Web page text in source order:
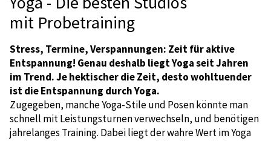
mit Probetraining
Stress, Termine, Verspannungen: Zeit für aktive
Entspannung! Genau deshalb liegt Yoga seit Jahren
im Trend. Je hektischer die Zeit, desto wohltuender
ist die Entspannung durch Yoga.
Zugegeben, manche Yoga-Stile und Posen könnte man
schnell mit Leistungsturnen verwechseln, und benötigen
jahrelanges Training. Dabei liegt der wahre Wert im Yoga